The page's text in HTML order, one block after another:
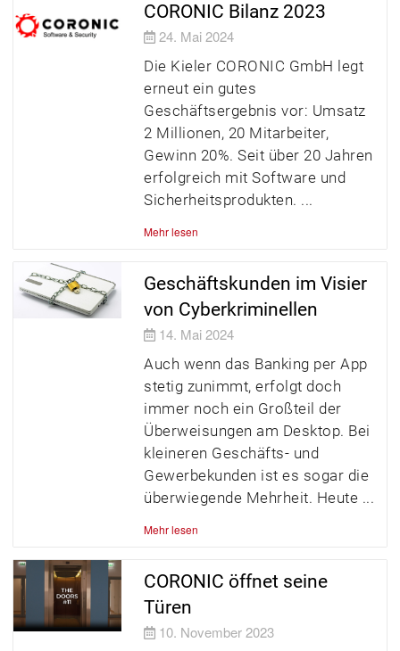
CORONIC Bilanz 2023
24. Mai 2024
Die Kieler CORONIC GmbH legt
erneut ein gutes
Geschäftsergebnis vor: Umsatz
2 Millionen, 20 Mitarbeiter,
Gewinn 20%. Seit über 20 Jahren
erfolgreich mit Software und
Sicherheitsprodukten.
Mehr lesen
Geschäftskunden im Visier
von Cyberkriminellen
14. Mai 2024
Auch wenn das Banking per App
stetig zunimmt, erfolgt doch
immer noch ein Großteil der
Überweisungen am Desktop. Bei
kleineren Geschäfts- und
Gewerbekunden ist es sogar die
überwiegende Mehrheit. Heute
Mehr lesen
CORONIC öffnet seine
Türen
10. November 2023